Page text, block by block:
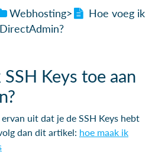
​Webhosting​>​
Hoe voeg ik
Keys toe aan
uit dat je de SSH Keys hebt
dan dit artikel: hoe maak ik